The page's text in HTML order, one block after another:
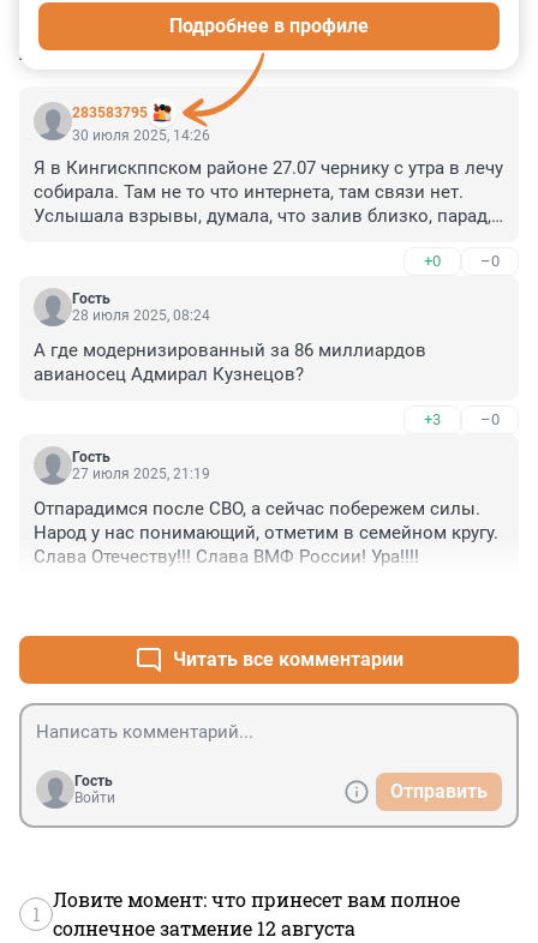
КОММЕНТАРИИ 113
283583795
Подробнее в профиле
30 июля 2025, 14:26
Я в Кингискппском районе 27.07 чернику с утра в лечу
собирала. Там не то что интернета, там связи нет.
Услышала взрывы, думала, что залив близко, парад,
БПЛА. 51 шт!!! Видимо, не зря отменили парад то
+0 –0
Гость
28 июля 2025, 08:24
А где модернизированный за 86 миллиардов
авианосец Адмирал Кузнецов?
+3 –0
Гость
27 июля 2025, 21:19
Отпарадимся после СВО, а сейчас побережем силы.
Народ у нас понимающий, отметим в семейном кругу.
Слава Отечеству!!! Слава ВМФ России! Ура!!!!
Читать все комментарии
Гость
Войти
Отправить
1
Ловите момент: что принесет вам полное
солнечное затмение 12 августа